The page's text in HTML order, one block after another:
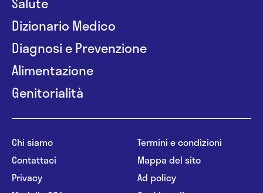
Dizionario Medico
Diagnosi e Prevenzione
Alimentazione
Genitorialità
Chi siamo
Contattaci
Privacy
Termini e condizioni
Mappa del sito
Ad policy